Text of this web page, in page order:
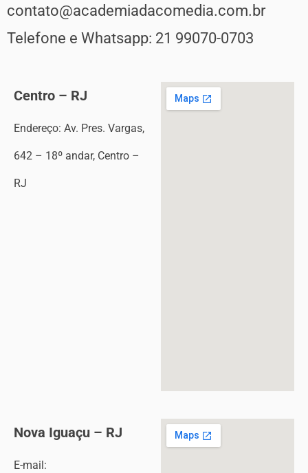
contato@academiadacomedia.com.br
Telefone e Whatsapp: 21 99070-0703
Centro – RJ
Endereço: Av. Pres. Vargas,
642 – 18º andar, Centro –
RJ
Nova Iguaçu – RJ
E-mail: